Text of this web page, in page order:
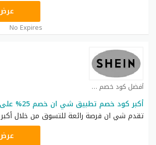
No Expires
أفضل كود خصم شي ان كوبون
أكبر كود خصم تطبيق شي ان خصم 25% على كل طلبات
تقدم شي ان فرصة رائعة للتسوق من خلال